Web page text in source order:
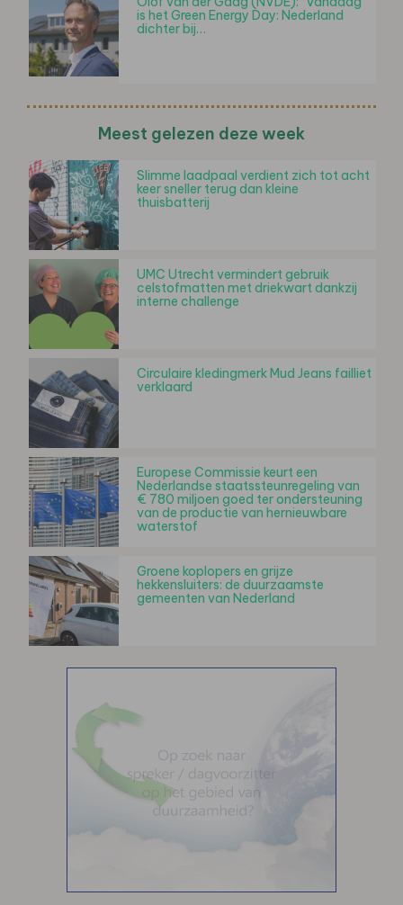
is het Green Energy Day: Nederland
dichter bij…
Meest gelezen deze week
Slimme laadpaal verdient zich tot acht
keer sneller terug dan kleine
thuisbatterij
UMC Utrecht vermindert gebruik
celstofmatten met driekwart dankzij
interne challenge
Circulaire kledingmerk Mud Jeans failliet
verklaard
Europese Commissie keurt een
Nederlandse staatssteunregeling van
€ 780 miljoen goed ter ondersteuning
van de productie van hernieuwbare
waterstof
Groene koplopers en grijze
hekkensluiters: de duurzaamste
gemeenten van Nederland